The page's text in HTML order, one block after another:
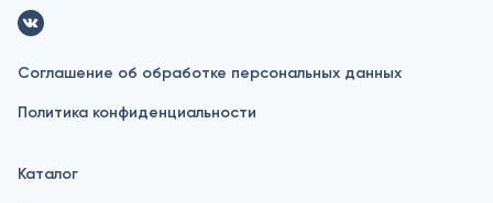
Соглашение об обработке персональных данных
Политика конфиденциальности
Каталог